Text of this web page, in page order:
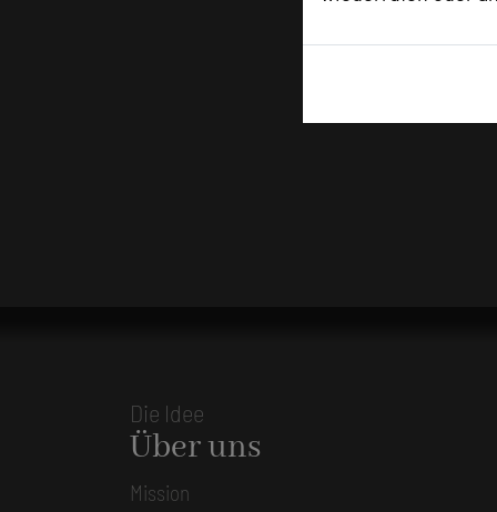
Die Idee
Über uns
Mission